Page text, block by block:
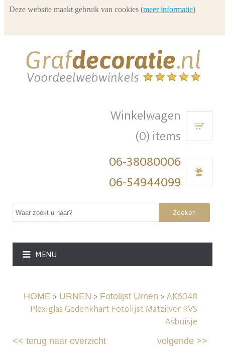
Winkelwagen
(0) items
06-38080006
06-54944099
Zoeken
MENU
HOME> URNEN > Fotolijst Urnen >AK6048
Plexiglas Gedenkhart Fotolijst Matzilver RVS
Asbuisje
<<terug naar overzicht volgende>>
Deze website maakt gebruik van cookies (meer informatie)